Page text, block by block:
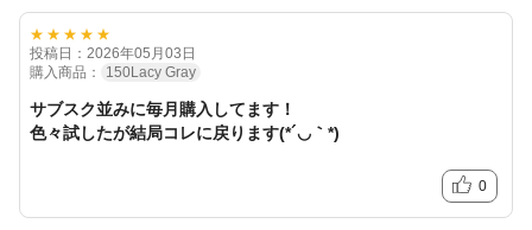
★★★★★
投稿日：2026年05月03日
購入商品：
150Lacy Gray
サブスク並みに毎月購入してます！
色々試したが結局コレに戻ります(*´◡｀*)
0